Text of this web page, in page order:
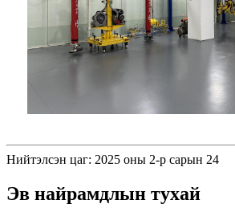
Нийтэлсэн цаг: 2025 оны 2-р сарын 24
Эв найрамдлын тухай